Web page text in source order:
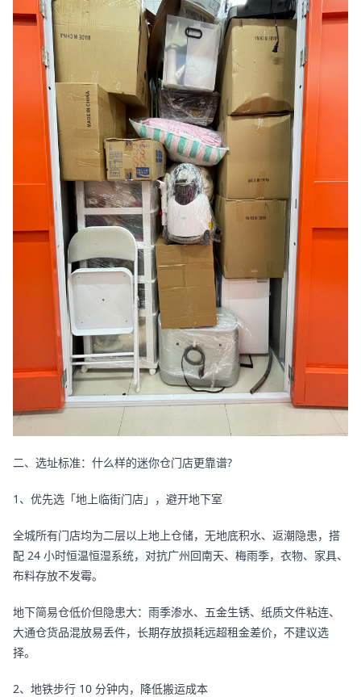
二、选址标准：什么样的迷你仓门店更靠谱?
1、优先选「地上临街门店」，避开地下室
全城所有门店均为二层以上地上仓储，无地底积水、返潮隐患，搭
配 24 小时恒温恒湿系统，对抗广州回南天、梅雨季，衣物、家具、
布料存放不发霉。
地下简易仓低价但隐患大：雨季渗水、五金生锈、纸质文件粘连、
大通仓货品混放易丢件，长期存放损耗远超租金差价，不建议选
择。
2、地铁步行 10 分钟内，降低搬运成本